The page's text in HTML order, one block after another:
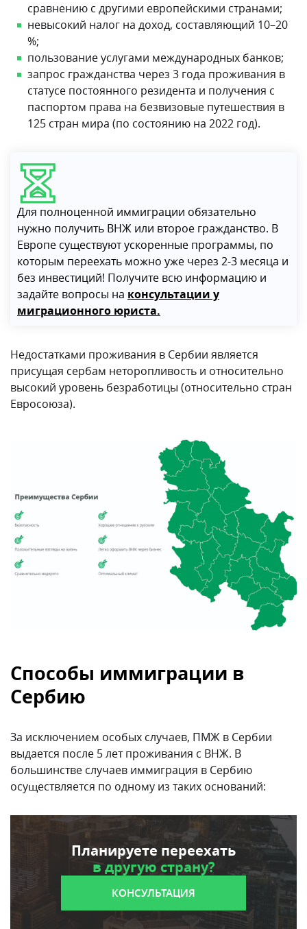
сравнению с другими европейскими странами;
невысокий налог на доход, составляющий 10–20
%;
пользование услугами международных банков;
запрос гражданства через 3 года проживания в
статусе постоянного резидента и получения с
паспортом права на безвизовые путешествия в
125 стран мира (по состоянию на 2022 год).
Для полноценной иммиграции обязательно
нужно получить ВНЖ или второе гражданство. В
Европе существуют ускоренные программы, по
которым переехать можно уже через 2-3 месяца и
без инвестиций! Получите всю информацию и
задайте вопросы на консультации у
миграционного юриста.
Недостатками проживания в Сербии является
присущая сербам неторопливость и относительно
высокий уровень безработицы (относительно стран
Евросоюза).
Способы иммиграции в
Сербию
За исключением особых случаев, ПМЖ в Сербии
выдается после 5 лет проживания с ВНЖ. В
большинстве случаев иммиграция в Сербию
осуществляется по одному из таких оснований:
Планируете переехать
в другую страну?
КОНСУЛЬТАЦИЯ